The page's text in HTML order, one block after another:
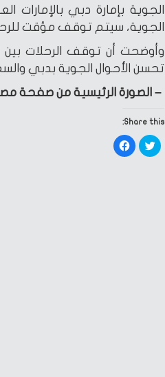
الجوية بإمارة دبي
الجوية، سيتم توقف مؤقت
وأوضحت أن توقف الرحلات
تحسن الأحوال الجوية بدبي
– الصورة الرئيسية من صفحة
Share this:
Click
to
share
Click
to